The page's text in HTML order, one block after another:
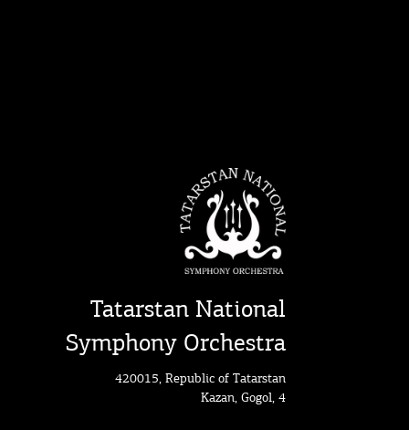
Tatarstan National
Symphony Orchestra
420015, Republic of Tatarstan
Kazan, Gogol, 4